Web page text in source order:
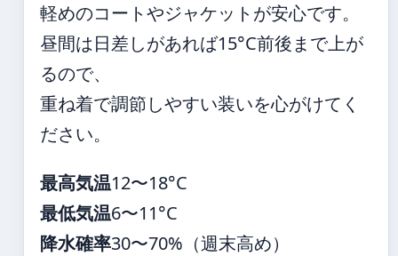
軽めのコートやジャケットが安心です。
昼間は日差しがあれば15°C前後まで上が
るので、
重ね着で調節しやすい装いを心がけてく
ださい。
最高気温12〜18°C
最低気温6〜11°C
降水確率30〜70%（週末高め）